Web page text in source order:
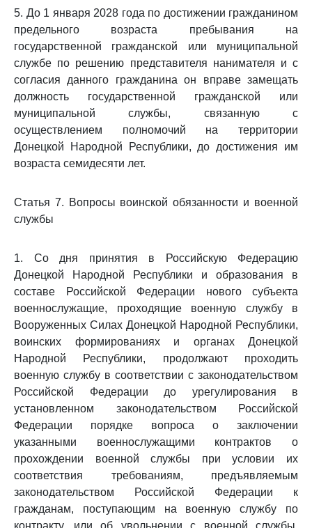
5. До 1 января 2028 года по достижении гражданином
предельного возраста пребывания на
государственной гражданской или муниципальной
службе по решению представителя нанимателя и с
согласия данного гражданина он вправе замещать
должность государственной гражданской или
муниципальной службы, связанную с
осуществлением полномочий на территории
Донецкой Народной Республики, до достижения им
возраста семидесяти лет.
Статья 7. Вопросы воинской обязанности и военной
службы
1. Со дня принятия в Российскую Федерацию
Донецкой Народной Республики и образования в
составе Российской Федерации нового субъекта
военнослужащие, проходящие военную службу в
Вооруженных Силах Донецкой Народной Республики,
воинских формированиях и органах Донецкой
Народной Республики, продолжают проходить
военную службу в соответствии с законодательством
Российской Федерации до урегулирования в
установленном законодательством Российской
Федерации порядке вопроса о заключении
указанными военнослужащими контрактов о
прохождении военной службы при условии их
соответствия требованиям, предъявляемым
законодательством Российской Федерации к
гражданам, поступающим на военную службу по
контракту, или об увольнении с военной службы.